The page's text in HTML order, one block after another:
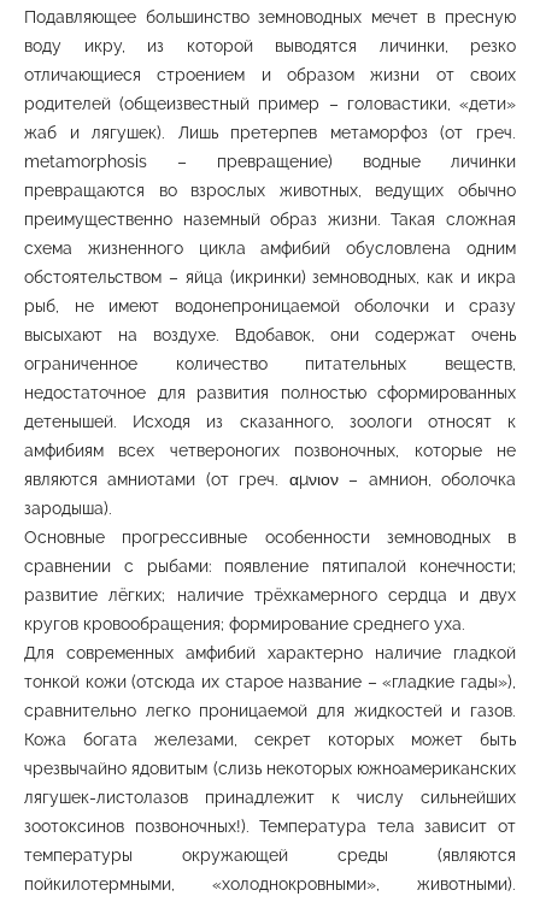
Подавляющее большинство земноводных мечет в пресную
воду икру, из которой выводятся личинки, резко
отличающиеся строением и образом жизни от своих
родителей (общеизвестный пример – головастики, «дети»
жаб и лягушек). Лишь претерпев метаморфоз (от греч.
metamorphosis – превращение) водные личинки
превращаются во взрослых животных, ведущих обычно
преимущественно наземный образ жизни. Такая сложная
схема жизненного цикла амфибий обусловлена одним
обстоятельством – яйца (икринки) земноводных, как и икра
рыб, не имеют водонепроницаемой оболочки и сразу
высыхают на воздухе. Вдобавок, они содержат очень
ограниченное количество питательных веществ,
недостаточное для развития полностью сформированных
детенышей. Исходя из сказанного, зоологи относят к
амфибиям всех четвероногих позвоночных, которые не
являются амниотами (от греч. αμνιον – амнион, оболочка
зародыша).
Основные прогрессивные особенности земноводных в
сравнении с рыбами: появление пятипалой конечности;
развитие лёгких; наличие трёхкамерного сердца и двух
кругов кровообращения; формирование среднего уха.
Для современных амфибий характерно наличие гладкой
тонкой кожи (отсюда их старое название – «гладкие гады»),
сравнительно легко проницаемой для жидкостей и газов.
Кожа богата железами, секрет которых может быть
чрезвычайно ядовитым (слизь некоторых южноамериканских
лягушек-листолазов принадлежит к числу сильнейших
зоотоксинов позвоночных!). Температура тела зависит от
температуры окружающей среды (являются
пойкилотермными, «холоднокровными», животными).